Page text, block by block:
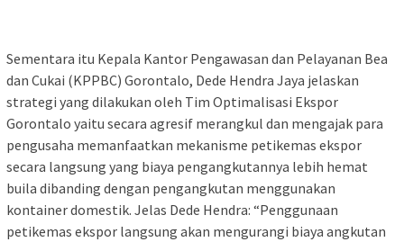
Sementara itu Kepala Kantor Pengawasan dan Pelayanan Bea
dan Cukai (KPPBC) Gorontalo, Dede Hendra Jaya jelaskan
strategi yang dilakukan oleh Tim Optimalisasi Ekspor
Gorontalo yaitu secara agresif merangkul dan mengajak para
pengusaha memanfaatkan mekanisme petikemas ekspor
secara langsung yang biaya pengangkutannya lebih hemat
buila dibanding dengan pengangkutan menggunakan
kontainer domestik. Jelas Dede Hendra: “Penggunaan
petikemas ekspor langsung akan mengurangi biaya angkutan